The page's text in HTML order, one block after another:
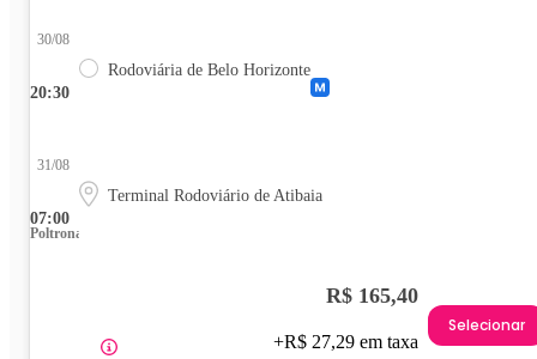
20:30
30/08
Rodoviária de Belo Horizonte
07:00
31/08
Terminal Rodoviário de Atibaia
Poltrona
R$ 165,40
+R$ 27,29 em taxa
Selecionar